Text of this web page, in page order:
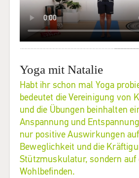
Yoga mit Natalie
Habt ihr schon mal Yoga
bedeutet die Vereinigung von
und die Übungen beinhalten
Anspannung und
nur positive Auswirkungen
Beweglichkeit und die
Stützmuskulatur, sondern auf
Wohlbefinden.